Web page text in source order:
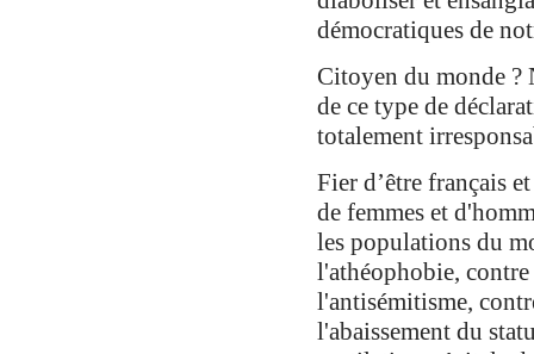
démocratiques de
Citoyen du monde ?
de ce type de
totalement
Fier d’être français
de femmes et
les populations du
l'athéophobie,
l'antisémitisme,
l'abaissement du